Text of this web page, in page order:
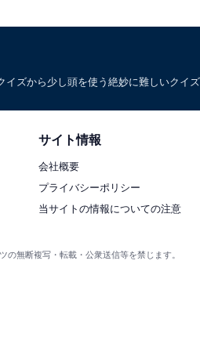
ズから少し頭を使う絶妙に難しいクイ
サイト情報
会社概要
プライバシーポリシー
当サイトの情報についての注意
無断複写・転載・公衆送信等を禁じます。